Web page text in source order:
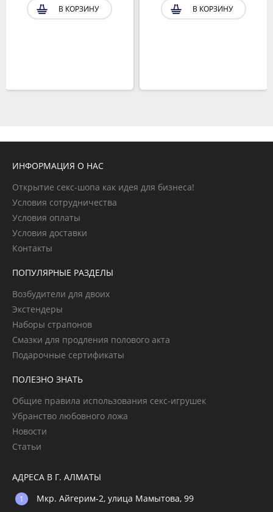
В КОРЗИНУ В КОРЗИНУ
ИНФОРМАЦИЯ О НАС
Открытие секс-шопа как идея для бизнеса!
Условия сотрудничества
Условия оплаты
Условия доставки
Контакты
ПОПУЛЯРНЫЕ РАЗДЕЛЫ
Возбудители для двоих
Экстендеры
Наборы страпонов
Смазки для продления полового акта
Подарочные сертификаты
ПОЛЕЗНО ЗНАТЬ
Общие правила использования секс-игрушек
Убранство любовного ложа
Новости
Статьи
АДРЕСА В Г. АЛМАТЫ
Мкр. Айгерим-2, улица Мамытова, 99